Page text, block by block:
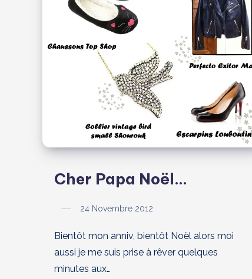
Cher Papa Noël…
24 Novembre 2012
Bientôt mon anniv, bientôt Noël alors moi
aussi je me suis prise à rêver quelques
minutes aux…